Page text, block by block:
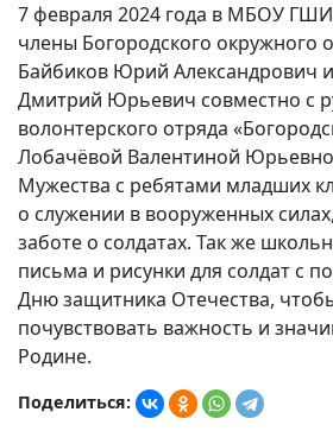
7 февраля 2024 года в МБОУ
члены Богородского окружного
Байбиков Юрий Александрович
Дмитрий Юрьевич совместно с
волонтерского отряда
Лобачёвой Валентиной
Мужества с ребятами младших
о служении в вооруженных
заботе о солдатах. Так же
письма и рисунки для солдат с
Дню защитника Отечества,
почувствовать важность и
Родине.
Поделиться: